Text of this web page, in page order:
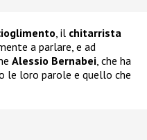
, il chitarrista
a parlare, e ad
Alessio Bernabei, che ha
le loro parole e quello che